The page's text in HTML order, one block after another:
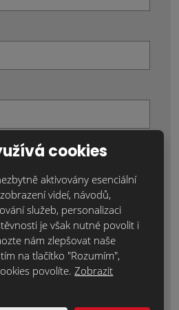
(*) jsou povinné.
osobních údajů
cookies
aktivovány esenciální
videí, návodů,
služeb, personalizaci
je však nutné povolit i
nám zlepšovat naše
na tlačítko "Rozumím",
povolíte.Zobrazit